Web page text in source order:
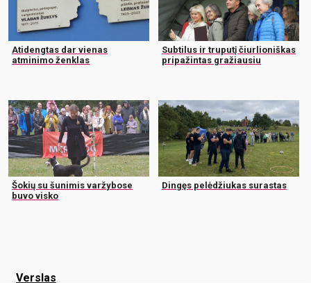
Atidengtas dar vienas
atminimo ženklas
Subtilus ir truputį čiurlioniškas
pripažintas gražiausiu
Šokių su šunimis varžybose
buvo visko
Dingęs pelėdžiukas surastas
Verslas